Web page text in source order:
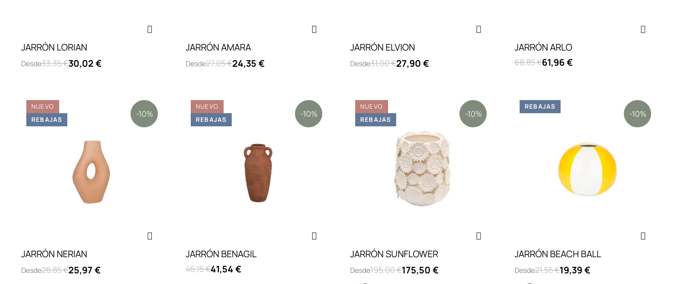
JARRÓN LORIAN
Desde33,35 €30,02 €
JARRÓN AMARA
Desde27,05 €24,35 €
JARRÓN ELVION
Desde31,00 €27,90 €
JARRÓN ARLO
68,85 €61,96 €
JARRÓN NERIAN
Desde28,85 €25,97 €
NUEVO
-10%
REBAJAS
JARRÓN BENAGIL
46,15 €41,54 €
NUEVO
-10%
REBAJAS
JARRÓN SUNFLOWER
Desde195,00 €175,50 €
NUEVO
-10%
REBAJAS
JARRÓN BEACH BALL
Desde21,55 €19,39 €
-10%
REBAJAS